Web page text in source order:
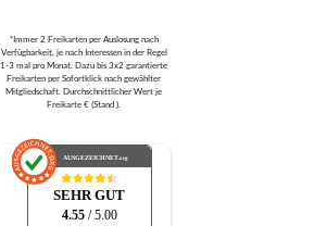
*Immer 2 Freikarten per Auslosung nach
Verfügbarkeit, je nach Interessen in der Regel
1-3 mal pro Monat. Dazu bis 3x2 garantierte
Freikarten per Sofortklick nach gewählter
Mitgliedschaft. Durchschnittlicher Wert je
Freikarte € (Stand ).
AUSGEZEICHNET.org
SEHR GUT
4.55 / 5.00